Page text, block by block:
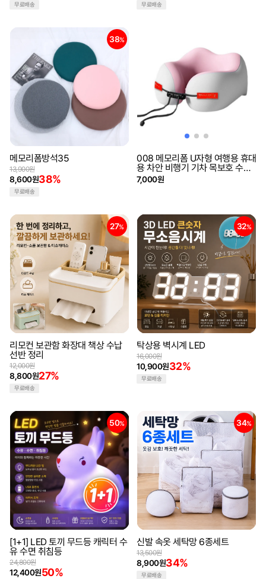
무료배송 무료배송
38%
메모리폼방석35
8,600원38%
13,900원
무료배송
008 메모리폼 U자형 여행용 휴대
용 차안 비행기 기차 목보호 수면
베개
7,000원
27%
리모컨 보관함 화장대 책상 수납
선반 정리
8,800원27%
12,000원
무료배송
32%
탁상용 벽시계 LED
10,900원32%
16,000원
무료배송
50%
[1+1] LED 토끼 무드등 캐릭터 수
유 수면 취침등
12,400원50%
24,800원
34%
신발 속옷 세탁망 6종세트
8,900원34%
13,500원
무료배송